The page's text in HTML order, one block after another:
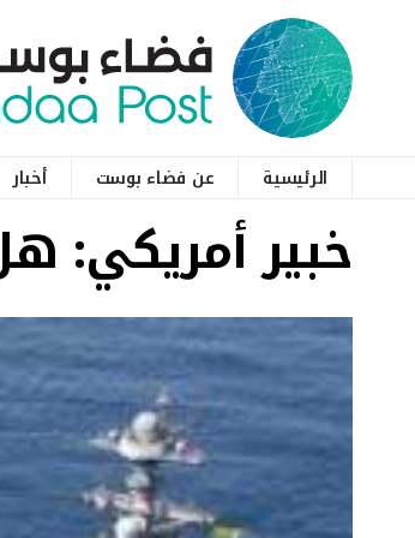
الرئيسية عن فضاء بوست أخبار
خبير أمريكي: